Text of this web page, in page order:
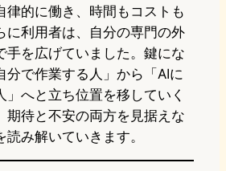
律的に働き、時間もコストも
に利用者は、自分の専門の外
手を広げていました。鍵にな
分で作業する人」から「AIに
」へと立ち位置を移していく
期待と不安の両方を見据えな
み解いていきます。